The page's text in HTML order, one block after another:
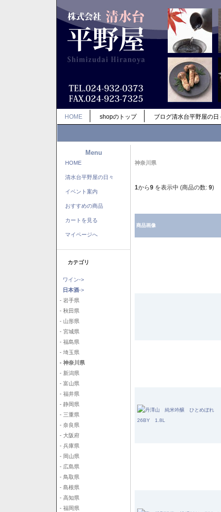
HOME shopのトップ ブログ清水台平野屋の日
Menu
HOME
清水台平野屋の日々
イベント案内
おすすめの商品
カートを見る
マイページへ
カテゴリ
ワイン->
日本酒->
- 岩手県
- 秋田県
- 山形県
- 宮城県
- 福島県
- 埼玉県
- 神奈川県
- 新潟県
- 富山県
- 福井県
- 静岡県
- 三重県
- 奈良県
- 大阪府
- 兵庫県
- 岡山県
- 広島県
- 鳥取県
- 島根県
- 高知県
- 福岡県
神奈川県
1から9 を表示中 (商品の数: 9)
商品画像